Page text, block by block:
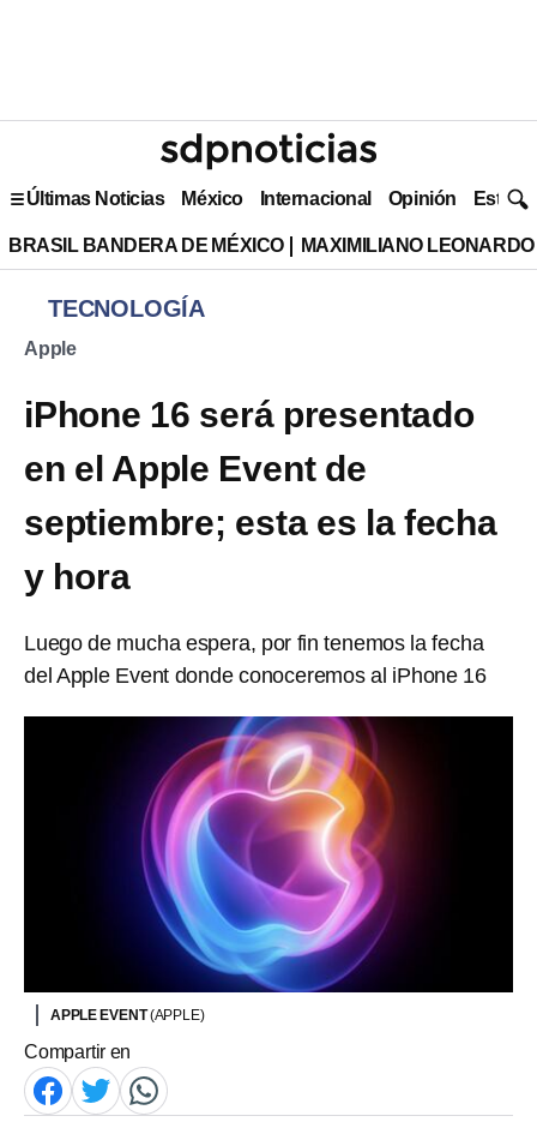
Últimas Noticias México Internacional Opinión Estilo
BRASIL BANDERA DE MÉXICO MAXIMILIANO
TECNOLOGÍA
Apple
iPhone 16 será presentado
en el Apple Event de
septiembre; esta es la fecha
y hora
Luego de mucha espera, por fin tenemos la fecha
del Apple Event donde conoceremos al iPhone 16
APPLE EVENT(APPLE)
Compartir en